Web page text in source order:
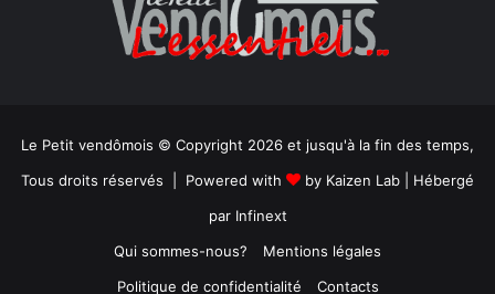
Le Petit vendômois © Copyright 2026 et jusqu'à la fin des temps,
Tous droits réservés | Powered with
by Kaizen Lab | Hébergé
par Infinext
Qui sommes-nous?
Mentions légales
Politique de confidentialité
Contacts